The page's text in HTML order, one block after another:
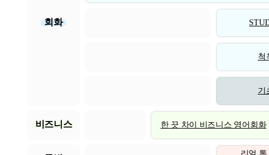
회화
척
기
비즈니스 한 끗 차이 비즈니스 영어회화